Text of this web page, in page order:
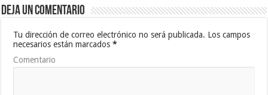
Deja un comentario
Tu dirección de correo electrónico no será publicada. Los campos
necesarios están marcados*
Comentario